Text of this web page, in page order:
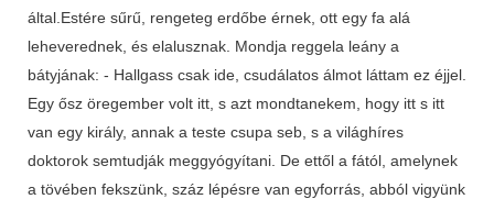
által.Estére sűrű, rengeteg erdőbe érnek, ott egy fa alá
leheverednek, és elalusznak. Mondja reggela leány a
bátyjának: - Hallgass csak ide, csudálatos álmot láttam ez éjjel.
Egy ősz öregember volt itt, s azt mondtanekem, hogy itt s itt
van egy király, annak a teste csupa seb, s a világhíres
doktorok semtudják meggyógyítani. De ettől a fától, amelynek
a tövében fekszünk, száz lépésre van egyforrás, abból vigyünk